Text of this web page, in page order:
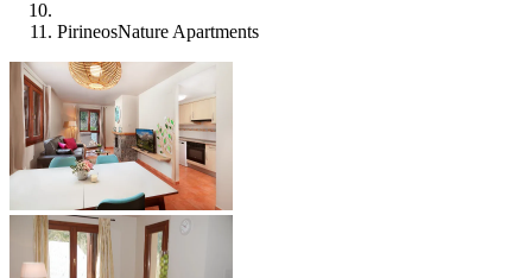
PirineosNature Apartments